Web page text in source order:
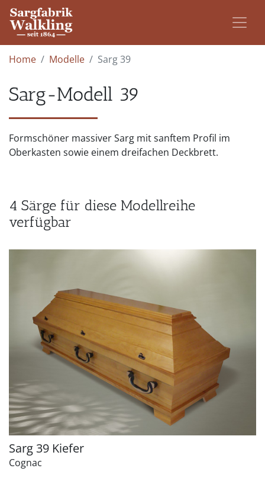
Home Modelle Sarg 39
Sarg-Modell 39
Formschöner massiver Sarg mit sanftem Profil im
Oberkasten sowie einem dreifachen Deckbrett.
4 Särge für diese Modellreihe
verfügbar
Sarg 39 Kiefer
Cognac